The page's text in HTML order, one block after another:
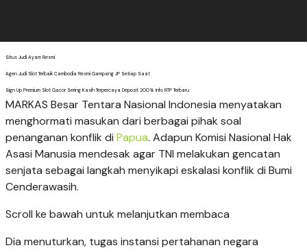
Situs Judi Ayam Resmi
Agen Judi Slot Terbaik Cambodia Resmi Gampang JP Setiap Saat
Sign Up Premium Slot Gacor Sering Kasih Terpercaya Deposit 200% Info RTP Terbaru
MARKAS Besar Tentara Nasional Indonesia menyatakan
menghormati masukan dari berbagai pihak soal
penanganan konflik di Papua. Adapun Komisi Nasional Hak
Asasi Manusia mendesak agar TNI melakukan gencatan
senjata sebagai langkah menyikapi eskalasi konflik di Bumi
Cenderawasih.
Scroll ke bawah untuk melanjutkan membaca
Dia menuturkan, tugas instansi pertahanan negara